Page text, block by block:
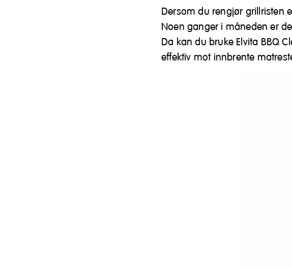
Dersom du rengjør grillristen
Noen ganger i måneden er
Da kan du bruke Elvita BBQ
effektiv mot innbrente